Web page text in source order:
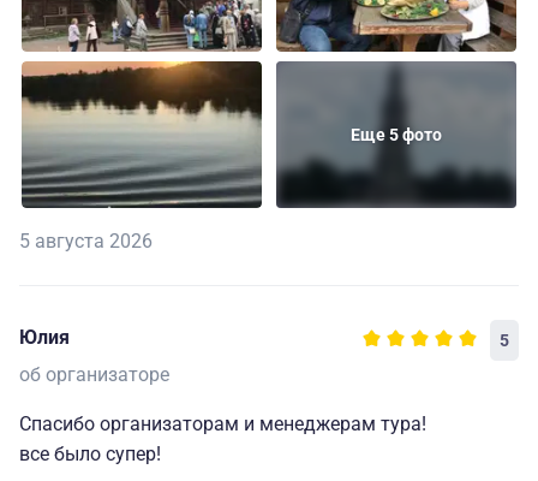
Еще 5 фото
5 августа 2026
Юлия 5
об организаторе
Спасибо организаторам и менеджерам тура!
все было супер!